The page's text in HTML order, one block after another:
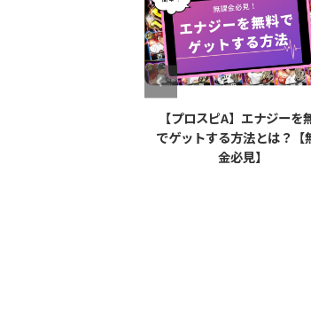
【プロスピA】エナジーを無料
でゲットする方法とは？【無課
金必見】